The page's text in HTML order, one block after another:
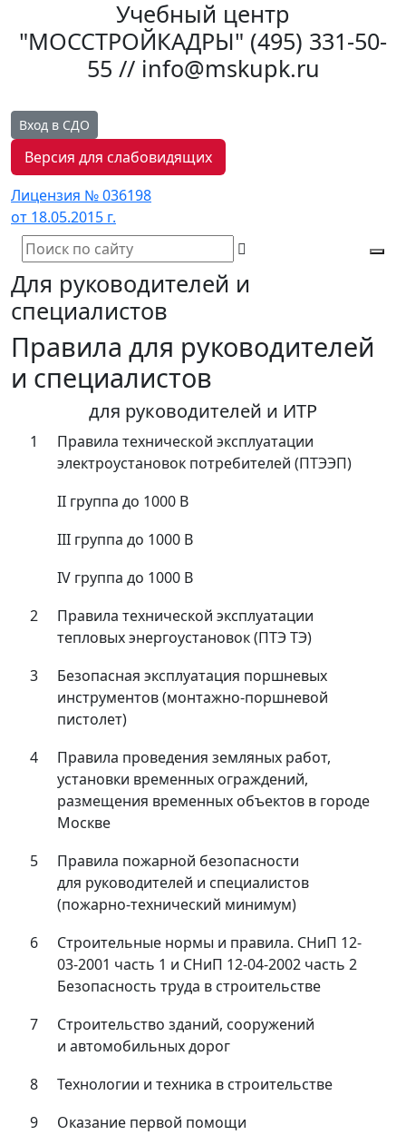
Учебный центр
"МОССТРОЙКАДРЫ" (495) 331-50-
55 // info@mskupk.ru
Вход в СДО
Версия для слабовидящих
Лицензия № 036198
от 18.05.2015 г.
Для руководителей и
специалистов
Правила для руководителей
и специалистов
для руководителей и ИТР
1
Правила технической эксплуатации
электроустановок потребителей (ПТЭЭП)
II группа до 1000 В
III группа до 1000 В
IV группа до 1000 В
2
Правила технической эксплуатации
тепловых энергоустановок (ПТЭ ТЭ)
3
Безопасная эксплуатация поршневых
инструментов (монтажно-поршневой
пистолет)
4
Правила проведения земляных работ,
установки временных ограждений,
размещения временных объектов в городе
Москве
5
Правила пожарной безопасности
для руководителей и специалистов
(пожарно-технический минимум)
6
Строительные нормы и правила. СНиП 12-
03-2001 часть 1 и СНиП 12-04-2002 часть 2
Безопасность труда в строительстве
7
Строительство зданий, сооружений
и автомобильных дорог
8
Технологии и техника в строительстве
9
Оказание первой помощи